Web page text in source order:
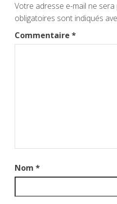
Votre adresse e-mail ne sera
obligatoires sont indiqués
Commentaire *
Nom *